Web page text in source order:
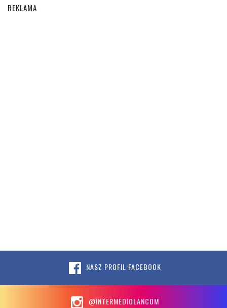
REKLAMA
NASZ PROFIL FACEBOOK
@INTERMEDIOLANCOM